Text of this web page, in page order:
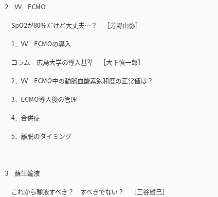
2 VV—ECMO
SpO2が80％だけど大丈夫…？ ［芳野由弥］
1．VV—ECMOの導入
コラム 広島大学の導入基準 ［大下慎一郎］
2．VV—ECMO中の動脈血酸素飽和度の正常値は？
3．ECMO導入後の管理
4．合併症
5．離脱のタイミング
3 蘇生輸液
これから輸液すべき？ すべきでない？ ［三谷雄己］